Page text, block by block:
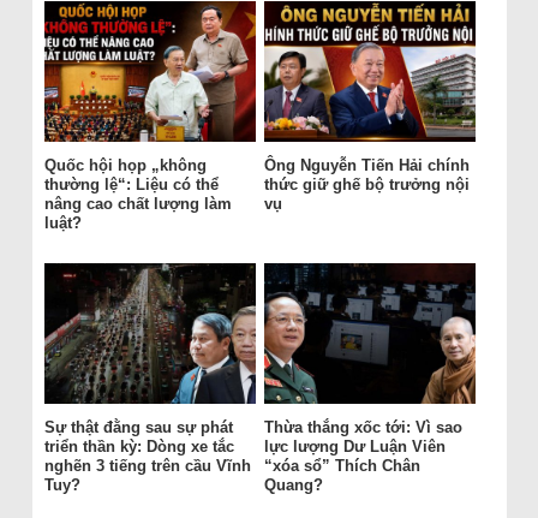
Quốc hội họp „không
thường lệ“: Liệu có thể
nâng cao chất lượng làm
luật?
Ông Nguyễn Tiến Hải chính
thức giữ ghế bộ trưởng nội
vụ
Sự thật đằng sau sự phát
triển thần kỳ: Dòng xe tắc
nghẽn 3 tiếng trên cầu Vĩnh
Tuy?
Thừa thắng xốc tới: Vì sao
lực lượng Dư Luận Viên
“xóa sổ” Thích Chân
Quang?